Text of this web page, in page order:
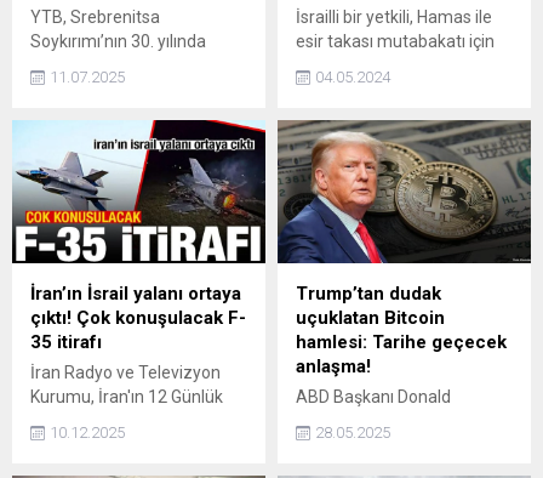
YTB, Srebrenitsa
Soykırımı’nın 30. yılında
programları ve anma
araya getirdi.
11.07.2025
İsrailli bir yetkili, Hamas ile
esir takası mutabakatı için
müzakerelerde anlaşma
saldırılarını
sonlandırmayacaklarını
belirtti.
04.05.2024
İran’ın İsrail yalanı ortaya
çıktı! Çok konuşulacak F-
35 itirafı
İran Radyo ve Televizyon
Kurumu, İran'ın 12 Günlük
uçağını vurduğu haberinin
10.12.2025
Trump’tan dudak
uçuklatan Bitcoin
hamlesi: Tarihe geçecek
anlaşma!
ABD Başkanı Donald
şirketi, Bitcoin hazinesi
28.05.2025